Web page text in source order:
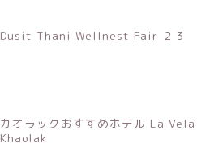
Dusit Thani Wellnest Fair ２３
カオラックおすすめホテル La Vela
Khaolak